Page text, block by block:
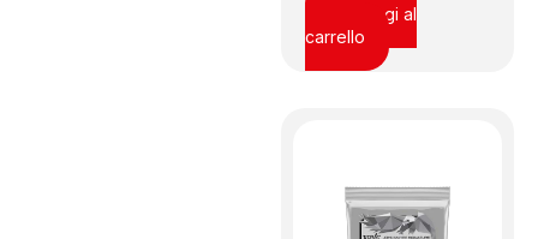
Aggiungi al
carrello